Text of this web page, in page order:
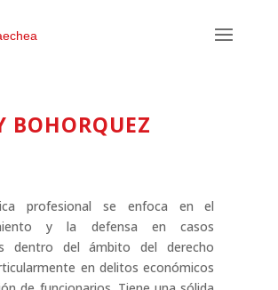
BOHORQUEZ
profesional se enfoca en el
y la defensa en casos
dentro del ámbito del derecho
en delitos económicos